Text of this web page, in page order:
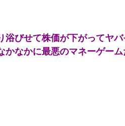
浴びせて株価が下がってヤ
かなかに最悪のマネーゲーム